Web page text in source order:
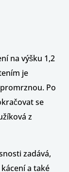
na výšku 1,2
je
Po
se
z
zadává,
a také